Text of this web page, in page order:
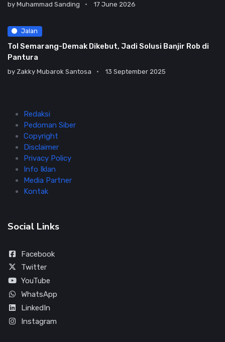
by Muhammad Sanding 17 June 2026
Jalan
Tol Semarang-Demak Dikebut, Jadi Solusi Banjir Rob di
Pantura
by Zakky Mubarok Santosa 13 September 2025
Redaksi
Pedoman Siber
Copyright
Disclaimer
Privacy Policy
Info Iklan
Media Partner
Kontak
Social Links
Facebook
Twitter
YouTube
WhatsApp
LinkedIn
Instagram